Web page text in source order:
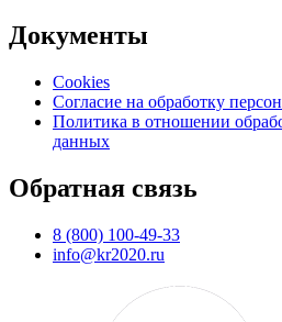
Документы
Cookies
Согласие на обработку
Политика в отношении
данных
Обратная связь
8 (800) 100-49-33
info@kr2020.ru